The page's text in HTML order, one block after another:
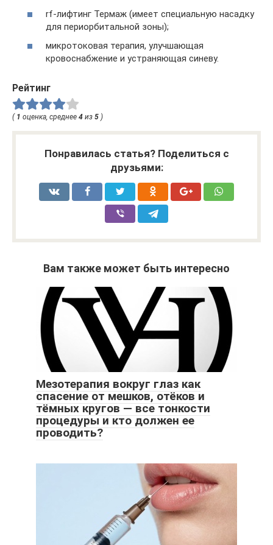
rf-лифтинг Термаж (имеет специальную насадку
для периорбитальной зоны);
микротоковая терапия, улучшающая
кровоснабжение и устраняющая синеву.
Рейтинг
( 1 оценка, среднее 4 из 5 )
Понравилась статья? Поделиться с
друзьями:
Вам также может быть интересно
Мезотерапия вокруг глаз как
спасение от мешков, отёков и
тёмных кругов — все тонкости
процедуры и кто должен ее
проводить?